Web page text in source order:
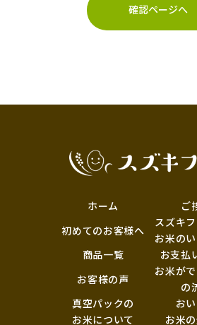
確認ページへ
ホーム
ご
初めてのお客様へ
スズキ
お米の
商品一覧
お支払
お客様の声
お米が
の
真空パックの
お米について
お
お米